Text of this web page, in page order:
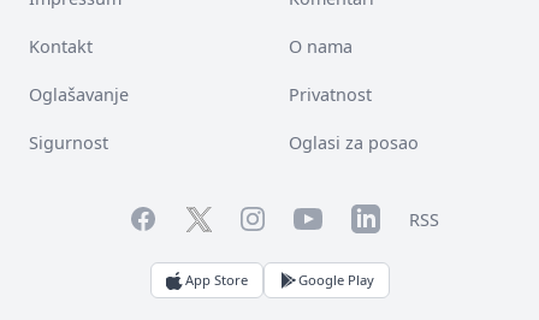
Kontakt O nama
Oglašavanje Privatnost
Sigurnost Oglasi za posao
FacebookTwitterInstagramYouTubeLinkedInRSS
App Store Google Play